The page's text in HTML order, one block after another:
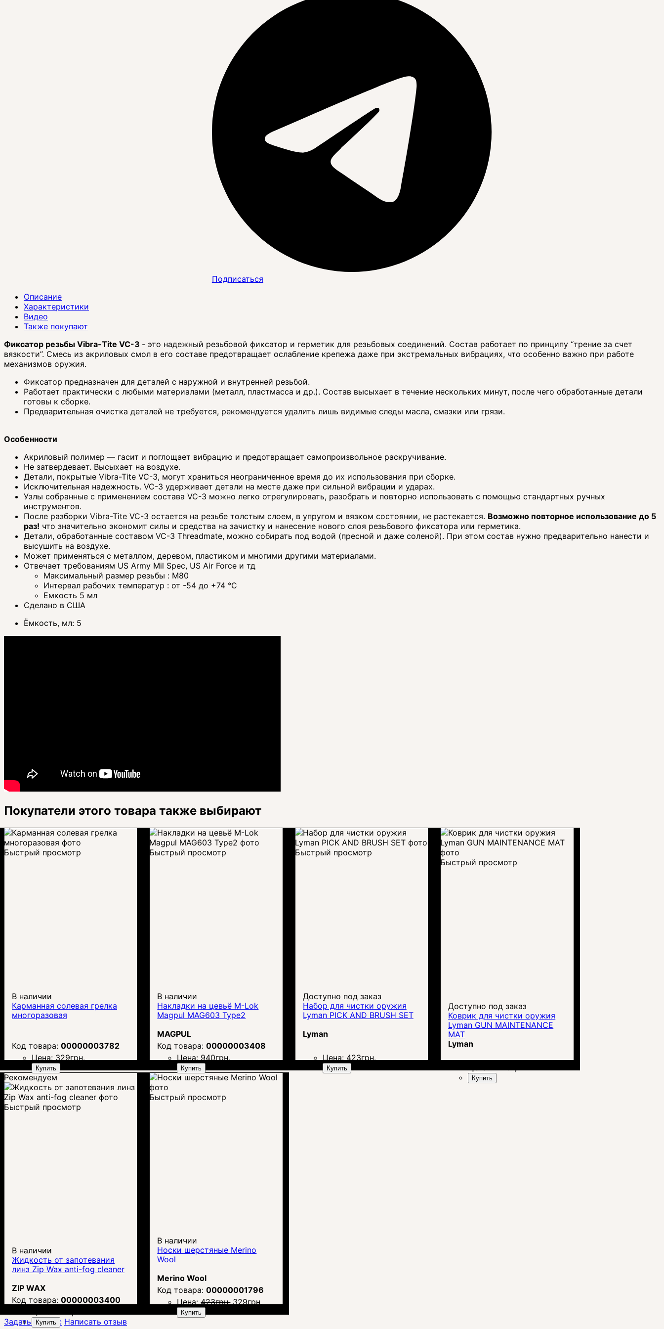
Подписаться
Описание
Характеристики
Видео
Также покупают
Фиксатор резьбы Vibra-Tite VC-3 - это надежный резьбовой фиксатор и герметик для резьбовых соединений. Состав работает по принципу “трение за счет
вязкости”. Смесь из акриловых смол в его составе предотвращает ослабление крепежа даже при экстремальных вибрациях, что особенно важно при работе
механизмов оружия.
Фиксатор предназначен для деталей с наружной и внутренней резьбой.
Работает практически с любыми материалами (металл, пластмасса и др.). Состав высыхает в течение нескольких минут, после чего обработанные детали
готовы к сборке.
Предварительная очистка деталей не требуется, рекомендуется удалить лишь видимые следы масла, смазки или грязи.
Особенности
Акриловый полимер — гасит и поглощает вибрацию и предотвращает самопроизвольное раскручивание.
Не затвердевает. Высыхает на воздухе.
Детали, покрытые Vibra-Tite VC-3, могут храниться неограниченное время до их использования при сборке.
Исключительная надежность. VC-3 удерживает детали на месте даже при сильной вибрации и ударах.
Узлы собранные с применением состава VC-3 можно легко отрегулировать, разобрать и повторно использовать с помощью стандартных ручных
инструментов.
После разборки Vibra-Tite VC-3 остается на резьбе толстым слоем, в упругом и вязком состоянии, не растекается. Возможно повторное использование до 5
раз! что значительно экономит силы и средства на зачистку и нанесение нового слоя резьбового фиксатора или герметика.
Детали, обработанные составом VC-3 Threadmate, можно собирать под водой (пресной и даже соленой). При этом состав нужно предварительно нанести и
высушить на воздухе.
Может применяться с металлом, деревом, пластиком и многими другими материалами.
Отвечает требованиям US Army Mil Spec, US Air Force и тд
Максимальный размер резьбы : M80
Интервал рабочих температур : от -54 до +74 °C
Емкость 5 мл
Сделано в США
Ёмкость, мл: 5
Покупатели этого товара также выбирают
Быстрый просмотр
В наличии
Карманная солевая грелка
многоразовая
00000003782
Цена: 329грн.
Купить
Быстрый просмотр
В наличии
Накладки на цевьё M-Lok
Magpul MAG603 Type2
MAGPUL
00000003408
Цена: 940грн.
Купить
Быстрый просмотр
Доступно под заказ
Набор для чистки оружия
Lyman PICK AND BRUSH SET
Lyman
Цена: 423грн.
Купить
Быстрый просмотр
Доступно под заказ
Коврик для чистки оружия
Lyman GUN MAINTENANCE
MAT
Lyman
Купить
Рекомендуем
Быстрый просмотр
В наличии
Жидкость от запотевания
линз Zip Wax anti-fog cleaner
ZIP WAX
00000003400
Купить
Быстрый просмотр
В наличии
Носки шерстяные Merino
Wool
Merino Wool
00000001796
Цена:423грн. 329грн.
Купить
Задать вопрос Написать отзыв